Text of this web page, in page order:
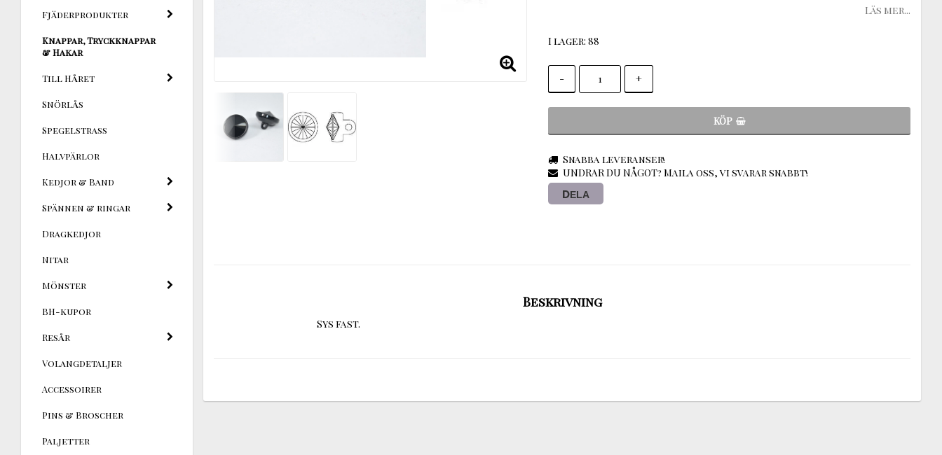
Fjäderprodukter
Knappar, Tryckknappar
& Hakar
Till Håret
Snörlås
Spegelstrass
Halvpärlor
Kedjor & Band
Spännen & ringar
Dragkedjor
Nitar
Mönster
BH-kupor
Resår
Volangdetaljer
Accessoirer
Pins & Broscher
Paljetter
Läs mer...
I lager: 88
- +
KÖP
Snabba leveranser!
UNDRAR DU NÅGOT? Maila oss, vi svarar snabbt!
DELA
Beskrivning
Sys fast.